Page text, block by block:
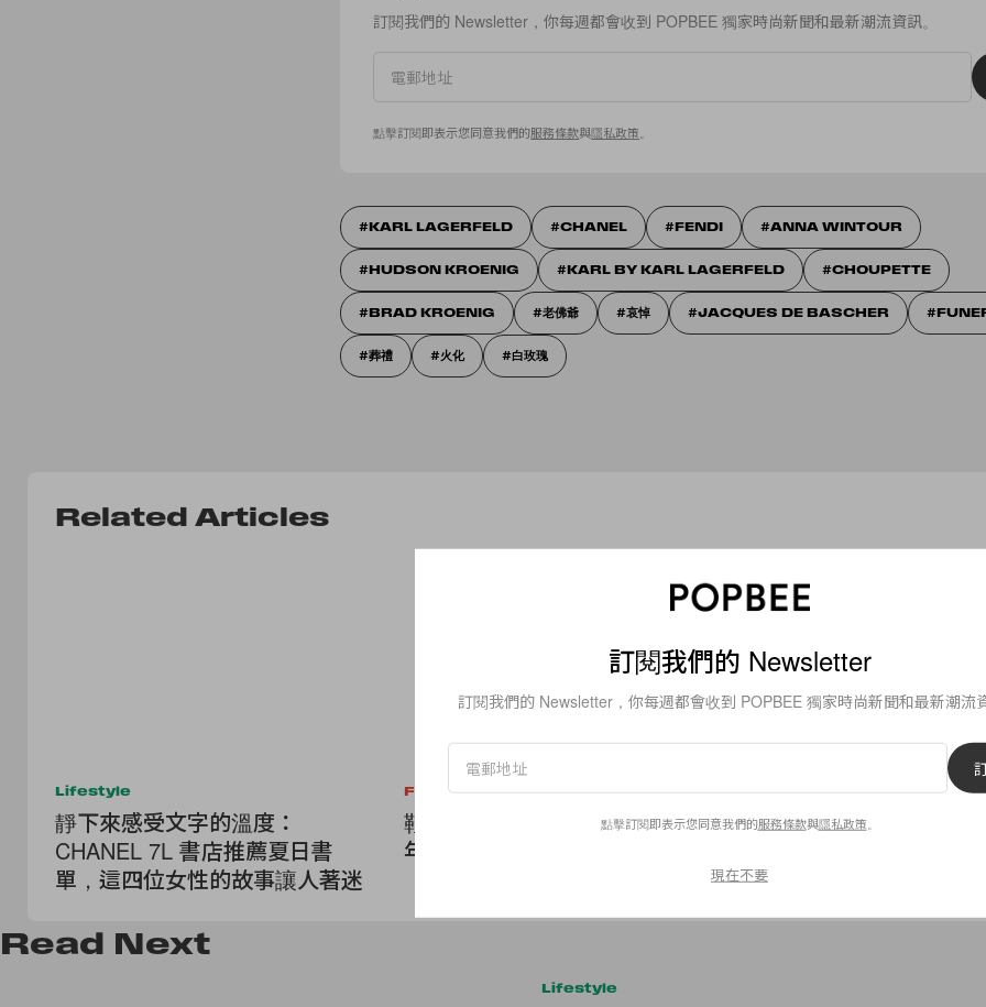
訂閱我們的 Newsletter，你每週都會收到 POPBEE 獨家時尚新聞和最新潮流資訊。
點擊訂閱即表示您同意我們的服務條款與隱私政策
KARL LAGERFELD CHANEL FENDI ANNA WINTOUR
HUDSON KROENIG KARL BY KARL LAGERFELD CHOUPETTE
BRAD KROENIG 老佛爺 哀悼 JACQUES DE BASCHER
葬禮 火化 白玫瑰
Related Articles
Lifestyle
靜下來感受文字的溫度：
CHANEL 7L 書店推薦夏日書
單，這四位女性的故事讓人著迷
Fashion
鞋子開始消失了？透明鞋成為今
年最有爭議的時尚趨勢
Beauty
水光鏡面與柔霧慕絲大
命定唇色是哪款？
Read Next
Lifestyle
訂閱我們的 Newsletter
訂閱我們的 Newsletter，你每週都會收到 POPBEE 獨家時尚新聞和最新潮流資
點擊訂閱即表示您同意我們的服務條款與隱私政策
現在不要